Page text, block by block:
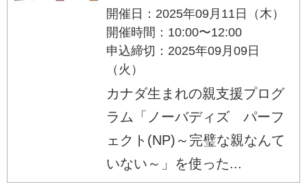
開催日：2025年09月11日（木）
開催時間：10:00〜12:00
申込締切：2025年09月09日
（火）
カナダ生まれの親支援プログ
ラム「ノーバディズ パーフ
ェクト(NP)～完璧な親なんて
いない～」を使った...